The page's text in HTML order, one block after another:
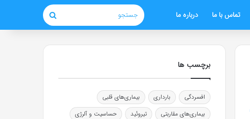
تماس با ما درباره ما جستجو
برچسب ها
افسردگی بارداری
بیماری‌های قلبی
بیماری‌های مقاربتی
تیروئید
حساسیت و آلرژی